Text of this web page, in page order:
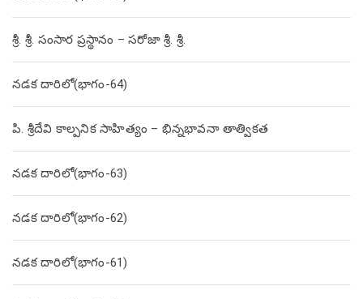
శ్రీ. శ్రీ. సంసార ప్రస్థానం – సరోజా శ్రీ. శ్రీ.
నడక దారిలో(భాగం-64)
పి. శ్రీదేవి కాల్పనిక సాహిత్యం – భిన్నభావనా తాత్వికత
నడక దారిలో(భాగం-63)
నడక దారిలో(భాగం-62)
నడక దారిలో(భాగం-61)